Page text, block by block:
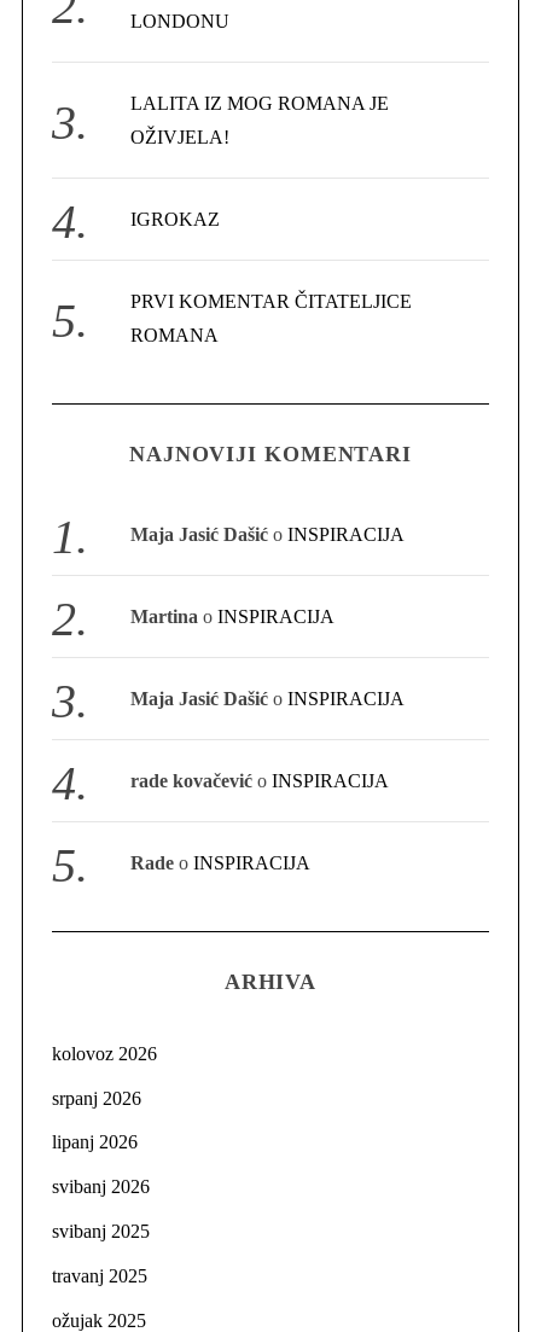
LONDONU
LALITA IZ MOG ROMANA JE
OŽIVJELA!
IGROKAZ
PRVI KOMENTAR ČITATELJICE
ROMANA
NAJNOVIJI KOMENTARI
Maja Jasić Dašić oINSPIRACIJA
Martina oINSPIRACIJA
Maja Jasić Dašić oINSPIRACIJA
rade kovačević oINSPIRACIJA
Rade oINSPIRACIJA
ARHIVA
kolovoz 2026
srpanj 2026
lipanj 2026
svibanj 2026
svibanj 2025
travanj 2025
ožujak 2025
r
f
: